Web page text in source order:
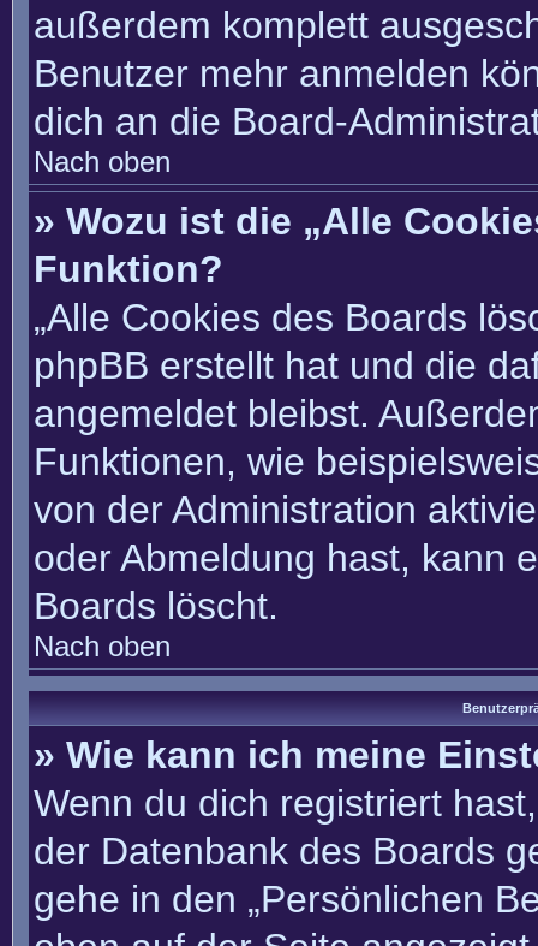
außerdem komplett
Benutzer mehr anmelden
dich an die Board-
Nach oben
» Wozu ist die „Alle
Funktion?
„Alle Cookies des Boards
phpBB erstellt hat und die
angemeldet bleibst.
Funktionen, wie
von der Administration
oder Abmeldung hast, kann
Boards löscht.
Nach oben
» Wie kann ich meine
Wenn du dich registriert
der Datenbank des Boards
gehe in den „Persönlichen